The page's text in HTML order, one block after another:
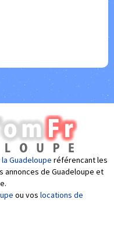
Guadeloupe référencant les
de Guadeloupe et
ou vos locations de